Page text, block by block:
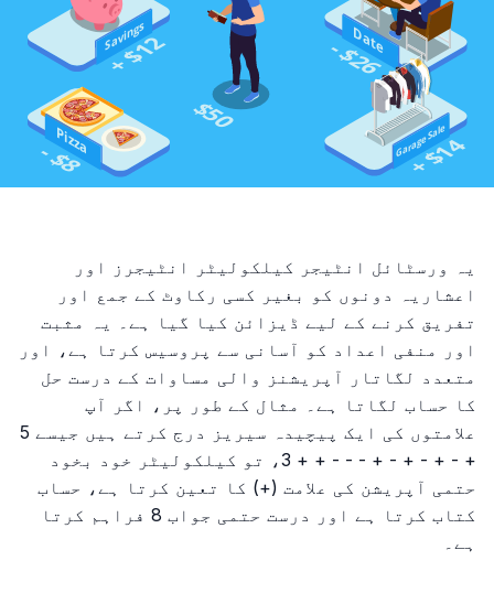
یہ ورسٹائل انٹیجر کیلکولیٹر انٹیجرز اور
اعشاریہ دونوں کو بغیر کسی رکاوٹ کے جمع اور
تفریق کرنے کے لیے ڈیزائن کیا گیا ہے۔ یہ مثبت
اور منفی اعداد کو آسانی سے پروسیس کرتا ہے، اور
متعدد لگاتار آپریشنز والی مساوات کے درست حل
کا حساب لگاتا ہے۔ مثال کے طور پر، اگر آپ
علامتوں کی ایک پیچیدہ سیریز درج کرتے ہیں جیسے 5
+ - + - + - + - - - + + 3، تو کیلکولیٹر خود بخود
حتمی آپریشن کی علامت (+) کا تعین کرتا ہے، حساب
کتاب کرتا ہے اور درست حتمی جواب 8 فراہم کرتا
ہے۔